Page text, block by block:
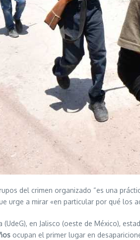
del crimen organizado “es una
urge a mirar «en particular por qué los
en Jalisco (oeste de México),
ocupan el primer lugar en